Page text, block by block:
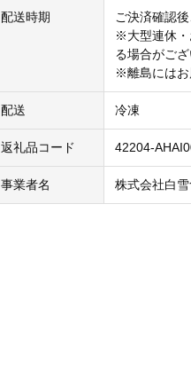
配送時期
ご決済確認
※大型連休・
る場合がござ
※離島にはお
配送 冷凍
返礼品コード 42204-
事業者名 株式会社白